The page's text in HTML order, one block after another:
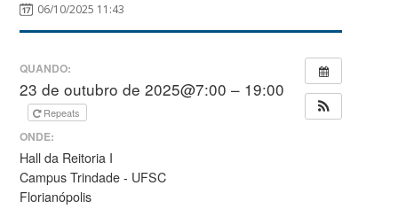
06/10/2025 11:43
QUANDO:
23 de outubro de 2025@7:00 – 19:00
Repeats
ONDE:
Hall da Reitoria I
Campus Trindade - UFSC
Florianópolis